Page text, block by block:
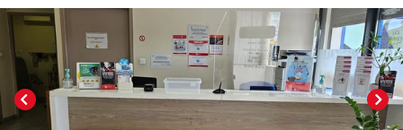
Previous
Next
Click to View in Slide Show